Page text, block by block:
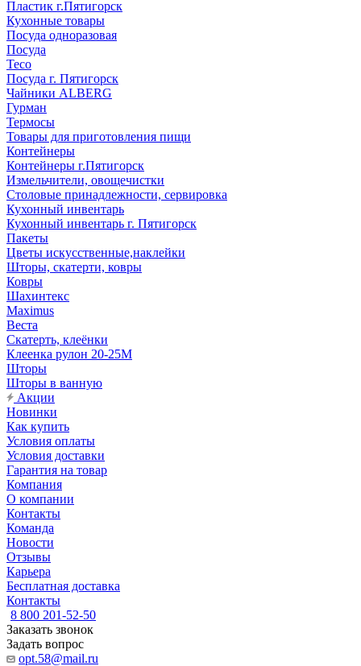
Пластик г.Пятигорск
Кухонные товары
Посуда одноразовая
Посуда
Teco
Посуда г. Пятигорск
Чайники ALBERG
Гурман
Термосы
Товары для приготовления пищи
Контейнеры
Контейнеры г.Пятигорск
Измельчители, овощечистки
Столовые принадлежности, сервировка
Кухонный инвентарь
Кухонный инвентарь г. Пятигорск
Пакеты
Цветы искусственные,наклейки
Шторы, скатерти, ковры
Ковры
Шахинтекс
Maximus
Веста
Скатерть, клеёнки
Клеенка рулон 20-25М
Шторы
Шторы в ванную
Акции
Новинки
Как купить
Условия оплаты
Условия доставки
Гарантия на товар
Компания
О компании
Контакты
Команда
Новости
Отзывы
Карьера
Бесплатная доставка
Контакты
8 800 201-52-50
Заказать звонок
Задать вопрос
opt.58@mail.ru